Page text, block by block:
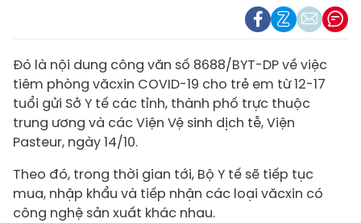
Đó là nội dung công văn số 8688/BYT-DP về việc
tiêm phòng văcxin COVID-19 cho trẻ em từ 12-17
tuổi gửi Sở Y tế các tỉnh, thành phố trực thuộc
trung ương và các Viện Vệ sinh dịch tễ, Viện
Pasteur, ngày 14/10.
Theo đó, trong thời gian tới, Bộ Y tế sẽ tiếp tục
mua, nhập khẩu và tiếp nhận các loại văcxin có
công nghệ sản xuất khác nhau.